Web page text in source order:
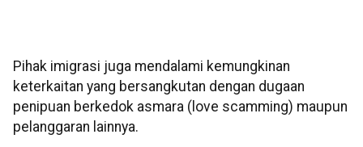
Pihak imigrasi juga mendalami kemungkinan
keterkaitan yang bersangkutan dengan dugaan
penipuan berkedok asmara (love scamming) maupun
pelanggaran lainnya.